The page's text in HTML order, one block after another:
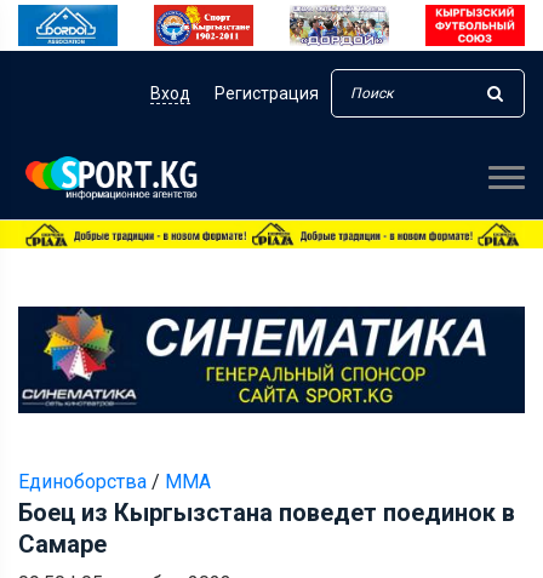
Вход Регистрация
Единоборства / ММА
Боец из Кыргызстана поведет поединок в
Самаре